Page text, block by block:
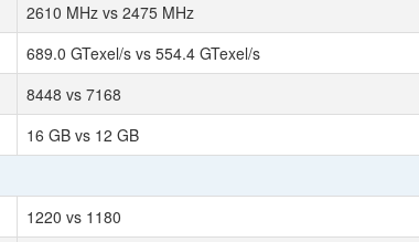
2610 MHz vs 2475 MHz
689.0 GTexel/s vs 554.4 GTexel/s
8448 vs 7168
16 GB vs 12 GB
1220 vs 1180